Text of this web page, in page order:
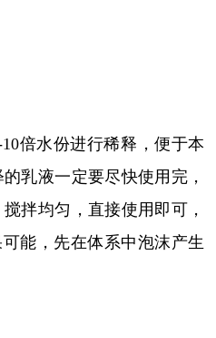
倍水份进行稀释，便于本
乳液一定要尽快使用完，
拌均匀，直接使用即可，
能，先在体系中泡沫产生